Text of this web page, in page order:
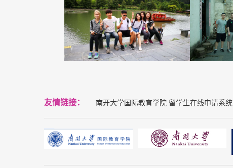
友情链接： 南开大学国际教育学院 留学生在线申请系统